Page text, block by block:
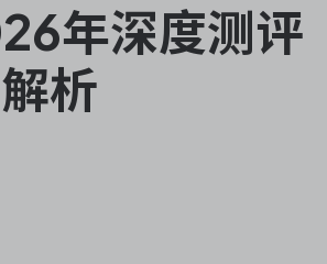
年深度测评
析